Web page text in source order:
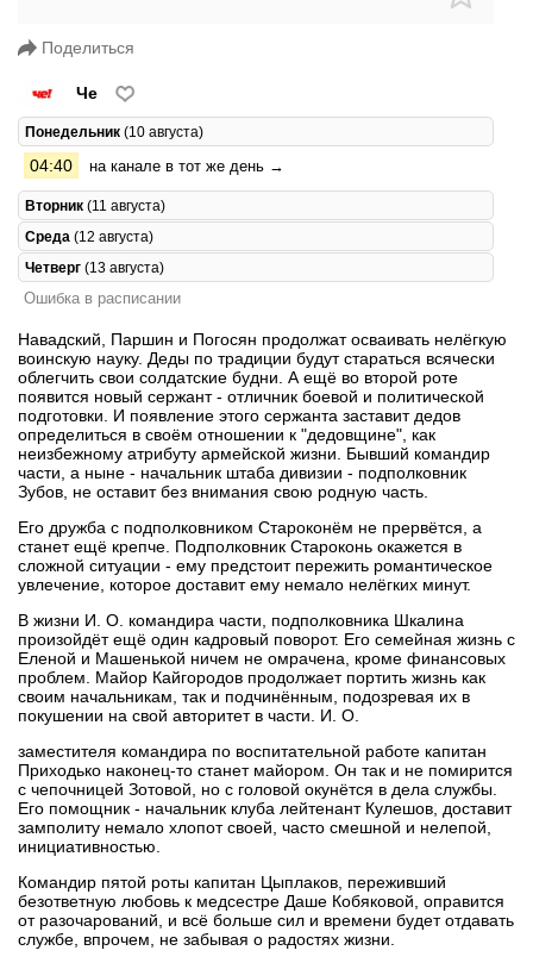
Поделиться
Че
Понедельник (10 августа)
04:40 на канале в тот же день →
Вторник (11 августа)
Среда (12 августа)
Четверг (13 августа)
Ошибка в расписании
Навадский, Паршин и Погосян продолжат осваивать нелёгкую
воинскую науку. Деды по традиции будут стараться всячески
облегчить свои солдатские будни. А ещё во второй роте
появится новый сержант - отличник боевой и политической
подготовки. И появление этого сержанта заставит дедов
определиться в своём отношении к "дедовщине", как
неизбежному атрибуту армейской жизни. Бывший командир
части, а ныне - начальник штаба дивизии - подполковник
Зубов, не оставит без внимания свою родную часть.
Его дружба с подполковником Староконём не прервётся, а
станет ещё крепче. Подполковник Староконь окажется в
сложной ситуации - ему предстоит пережить романтическое
увлечение, которое доставит ему немало нелёгких минут.
В жизни И. О. командира части, подполковника Шкалина
произойдёт ещё один кадровый поворот. Его семейная жизнь с
Еленой и Машенькой ничем не омрачена, кроме финансовых
проблем. Майор Кайгородов продолжает портить жизнь как
своим начальникам, так и подчинённым, подозревая их в
покушении на свой авторитет в части. И. О.
заместителя командира по воспитательной работе капитан
Приходько наконец-то станет майором. Он так и не помирится
с чепочницей Зотовой, но с головой окунётся в дела службы.
Его помощник - начальник клуба лейтенант Кулешов, доставит
замполиту немало хлопот своей, часто смешной и нелепой,
инициативностью.
Командир пятой роты капитан Цыплаков, переживший
безответную любовь к медсестре Даше Кобяковой, оправится
от разочарований, и всё больше сил и времени будет отдавать
службе, впрочем, не забывая о радостях жизни.